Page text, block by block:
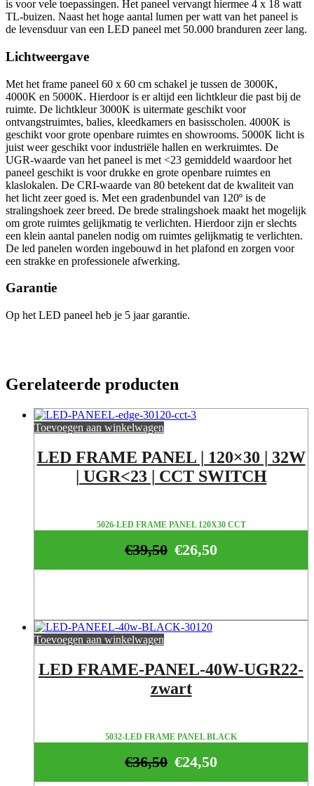
is voor vele toepassingen. Het paneel vervangt hiermee 4 x 18 watt
TL-buizen. Naast het hoge aantal lumen per watt van het paneel is
de levensduur van een LED paneel met 50.000 branduren zeer lang.
Lichtweergave
Met het frame paneel 60 x 60 cm schakel je tussen de 3000K,
4000K en 5000K. Hierdoor is er altijd een lichtkleur die past bij de
ruimte. De lichtkleur 3000K is uitermate geschikt voor
ontvangstruimtes, balies, kleedkamers en basisscholen. 4000K is
geschikt voor grote openbare ruimtes en showrooms. 5000K licht is
juist weer geschikt voor industriële hallen en werkruimtes. De
UGR-waarde van het paneel is met <23 gemiddeld waardoor het
paneel geschikt is voor drukke en grote openbare ruimtes en
klaslokalen. De CRI-waarde van 80 betekent dat de kwaliteit van
het licht zeer goed is. Met een gradenbundel van 120º is de
stralingshoek zeer breed. De brede stralingshoek maakt het mogelijk
om grote ruimtes gelijkmatig te verlichten. Hierdoor zijn er slechts
een klein aantal panelen nodig om ruimtes gelijkmatig te verlichten.
De led panelen worden ingebouwd in het plafond en zorgen voor
een strakke en professionele afwerking.
Garantie
Op het LED paneel heb je 5 jaar garantie.
Gerelateerde producten
Toevoegen aan winkelwagen
LED FRAME PANEL | 120×30 | 32W
| UGR<23 | CCT SWITCH
5026-LED FRAME PANEL 120X30 CCT
€26,50
€39,50
Toevoegen aan winkelwagen
LED FRAME-PANEL-40W-UGR22-
zwart
5032-LED FRAME PANEL BLACK
€24,50
€36,50